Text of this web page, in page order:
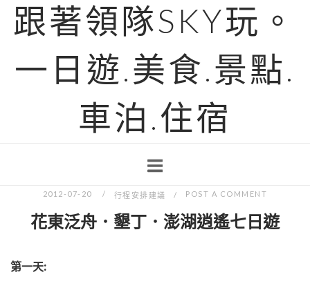
跟著領隊SKY玩。
一日遊.美食.景點.
車泊.住宿
2012-07-20 行程安排建議 POST A COMMENT
花東泛舟．墾丁．澎湖逍遙七日遊
第一天: